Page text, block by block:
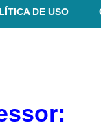
DE USO